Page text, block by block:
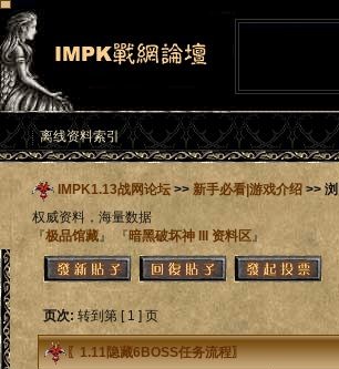
离线资料索引
IMPK1.13战网论坛>> 新手必看|游戏介绍>> 浏
权威资料，海量数据
『极品馆藏』 『暗黑破坏神 III 资料区』
页次: 转到第 [ 1 ] 页
〖1.11隐藏6BOSS任务流程〗